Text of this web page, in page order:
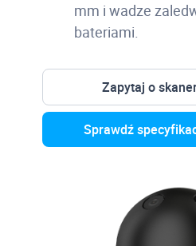
mm i wadze
bateriami.
Zapytaj o
Sprawdź